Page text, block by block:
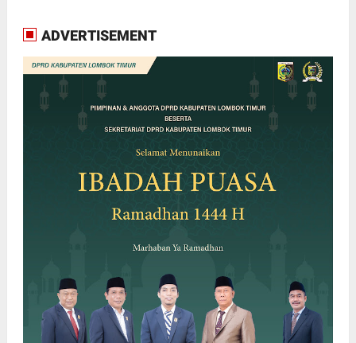
ADVERTISEMENT